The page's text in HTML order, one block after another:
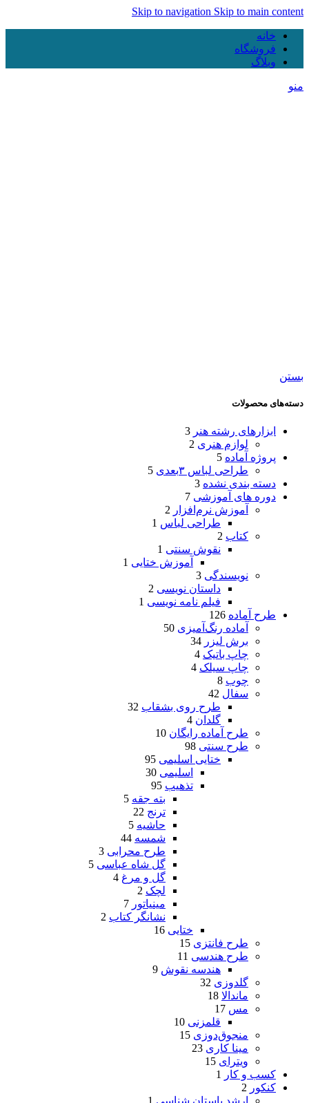
Skip to navigation Skip to main content
خانه
فروشگاه
وبلاگ
منو
بستن
دسته‌های محصولات
ابزارهای رشته هنر 3
لوازم هنری 2
پروژه آماده 5
طراحی لباس ۳بعدی
5
دسته بندی نشده 3
دوره های آموزشی 7
آموزش نرم‌افزار 2
طراحی لباس 1
کتاب 2
نقوش سنتی 1
آموزش ختایی 1
نویسندگی 3
داستان نویسی 2
فیلم نامه نویسی 1
طرح آماده 126
آماده رنگ‌آمیزی 50
برش لیزر 34
چاپ باتیک 4
چاپ سیلک 4
چوب 8
سفال 42
طرح روی بشقاب 32
گلدان 4
طرح آماده رایگان 10
طرح سنتی 98
ختایی اسلیمی 95
اسلیمی 30
تذهیب 95
بته جقه 5
ترنج 22
حاشیه 5
شمسه 44
طرح محرابی 3
گل شاه عباسی 5
گل و مرغ 4
لچک 2
مینیاتور 7
نشانگر کتاب 2
ختایی 16
طرح فانتزی 15
طرح هندسی 11
هندسه نقوش 9
گلدوزی 32
ماندالا 18
مس 17
قلمزنی 10
منجوق‌دوزی 15
مینا کاری 23
ویترای 15
کسب و کار
1
کنکور 2